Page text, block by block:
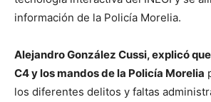
información de la Policía Morelia.
Alejandro González Cussi, explicó
C4 y los mandos de la Policía Morelia
los diferentes delitos y faltas